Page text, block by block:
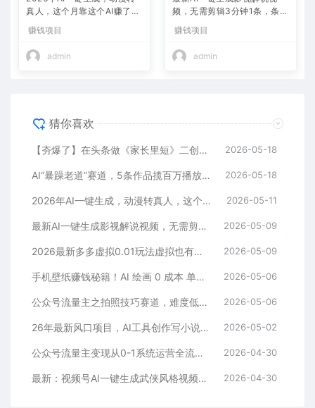
真人，这个月靠这个AI赚了2
赚钱项目
admin
频，无需剪辑3分钟1条，条条
+
赚钱项目
admin
猜你喜欢
【夯爆了】在头条做《家长里短》二创小故事，这个月收益2w+ 2026-05-18
AI“暴躁老道”赛道，5条作品揽百万播放！（附变现全攻略） 2026-05-18
2026年AI一键生成，动漫转真人，这个月靠这个AI赚了2W+ 2026-05-11
最新AI一键生成影视解说视频，无需剪辑3分钟1条，条条爆款，多平台变现日入2000+ 2026-05-09
2026最新多多虚拟0.01玩法虚拟也有新门路轻松日入2500! 2026-05-09
手机壁纸赚钱秘籍！AI 绘画 0 成本 单店狂销 3.8 万单 2026-05-06
公众号流量主之拍照技巧赛道，难度低+流量大，起号第一篇就爆了10w阅读！ 2026-05-06
26年最新风口项目，AI工具创作写小说，轻松实现日入1000+ 2026-05-02
公众号流量主变现从0-1系统运营全流程讲解！ 2026-04-30
最新：视频号AI一键生成武侠风格视频，狂撸视频号分成收益，学完轻松日入1000+ 2026-04-30